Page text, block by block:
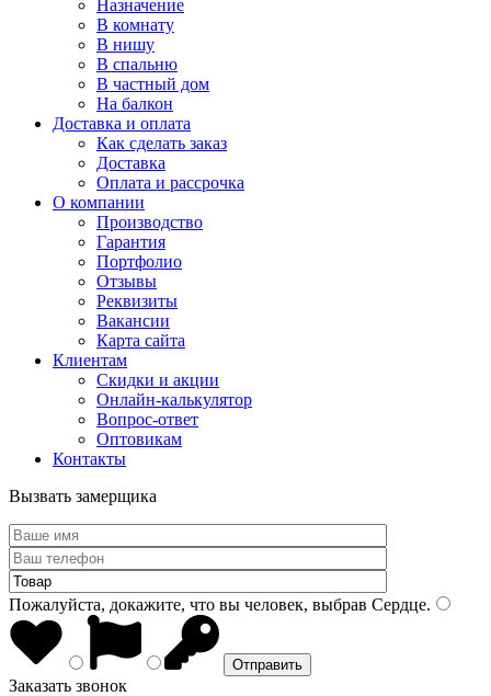
Назначение
В комнату
В нишу
В спальню
В частный дом
На балкон
Доставка и оплата
Как сделать заказ
Доставка
Оплата и рассрочка
О компании
Производство
Гарантия
Портфолио
Отзывы
Реквизиты
Вакансии
Карта сайта
Клиентам
Скидки и акции
Онлайн-калькулятор
Вопрос-ответ
Оптовикам
Контакты
Вызвать замерщика
Пожалуйста, докажите, что вы человек, выбрав Сердце.
Заказать звонок